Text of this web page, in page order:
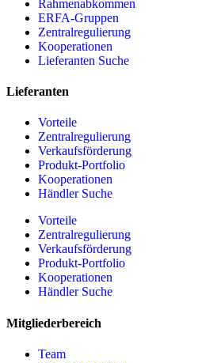
Rahmenabkommen
ERFA-Gruppen
Zentralregulierung
Kooperationen
Lieferanten Suche
Lieferanten
Vorteile
Zentralregulierung
Verkaufsförderung
Produkt-Portfolio
Kooperationen
Händler Suche
Vorteile
Zentralregulierung
Verkaufsförderung
Produkt-Portfolio
Kooperationen
Händler Suche
Mitgliederbereich
Team